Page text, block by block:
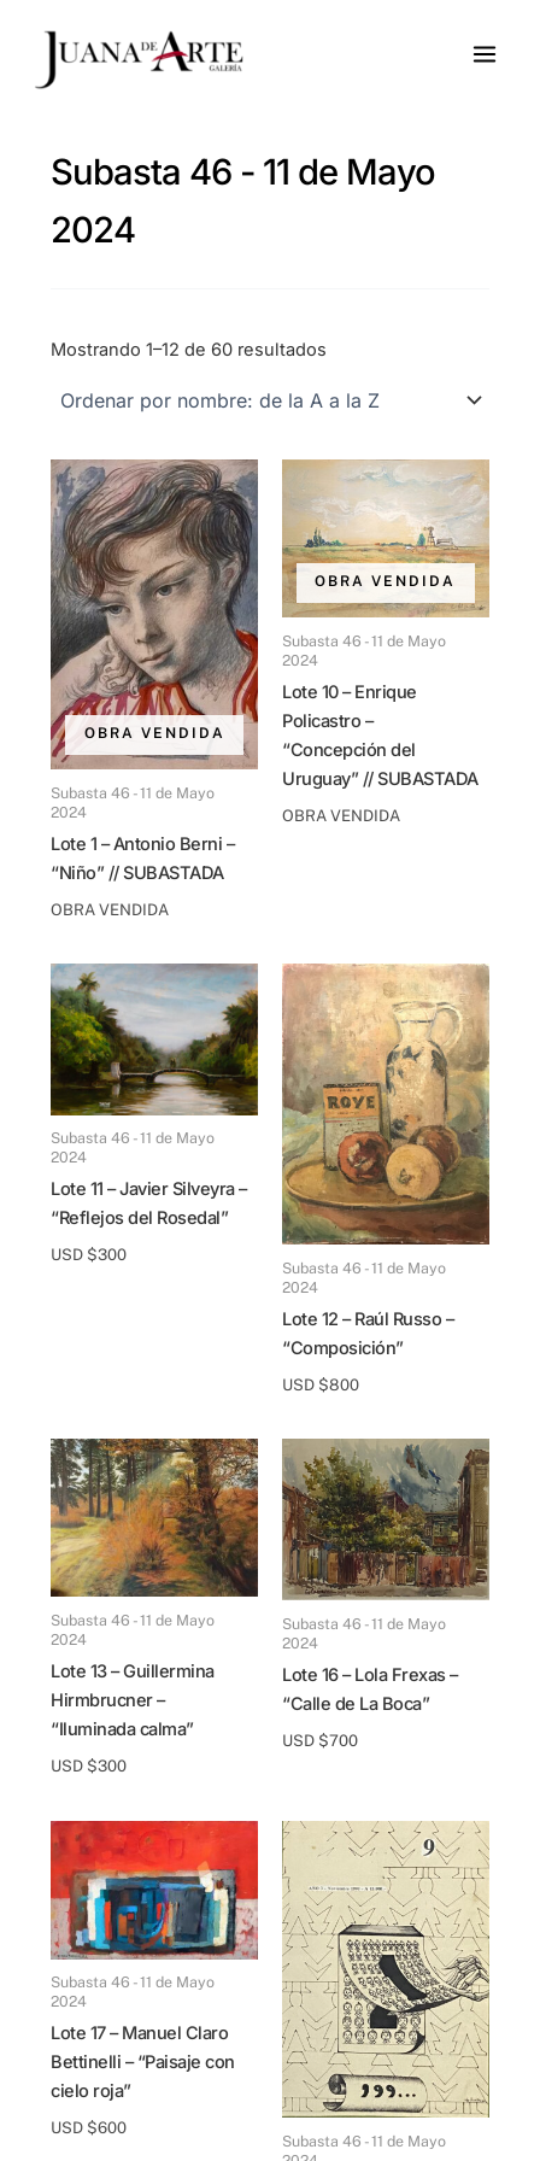
Subasta 46 - 11 de Mayo
2024
Mostrando 1–12 de 60 resultados
OBRA VENDIDA
Subasta 46 - 11 de Mayo
2024
Lote 1 – Antonio Berni –
“Niño” // SUBASTADA
OBRA VENDIDA
OBRA VENDIDA
Subasta 46 - 11 de Mayo
2024
Lote 10 – Enrique
Policastro –
“Concepción del
Uruguay” // SUBASTADA
OBRA VENDIDA
Subasta 46 - 11 de Mayo
2024
Lote 11 – Javier Silveyra –
“Reflejos del Rosedal”
USD $300
Subasta 46 - 11 de Mayo
2024
Lote 12 – Raúl Russo –
“Composición”
USD $800
Subasta 46 - 11 de Mayo
2024
Lote 13 – Guillermina
Hirmbrucner –
“Iluminada calma”
USD $300
Subasta 46 - 11 de Mayo
2024
Lote 16 – Lola Frexas –
“Calle de La Boca”
USD $700
Subasta 46 - 11 de Mayo
2024
Lote 17 – Manuel Claro
Bettinelli – “Paisaje con
cielo roja”
USD $600
Subasta 46 - 11 de Mayo